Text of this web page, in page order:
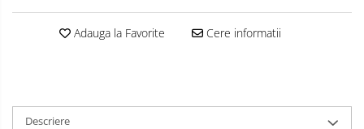
Adauga la Favorite Cere informatii
Descriere